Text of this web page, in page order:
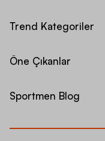
Trend Kategoriler
Öne Çıkanlar
Sportmen Blog